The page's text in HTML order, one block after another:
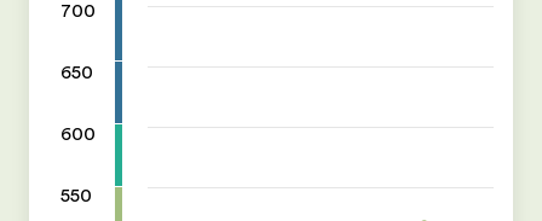
700
650
600
550